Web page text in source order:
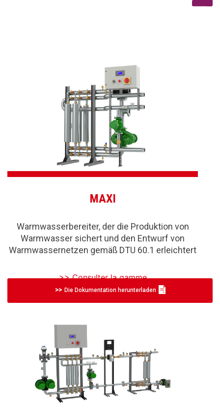
MAXI
Warmwasserbereiter, der die Produktion von
Warmwasser sichert und den Entwurf von
Warmwassernetzen gemäß DTU 60.1 erleichtert
>> Consulter la gamme
Die Dokumentation herunterladen